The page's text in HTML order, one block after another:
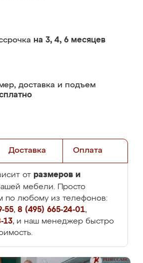
на 3, 4, 6 месяцев
доставка и подъем
Доставка Оплата
от размеров и
мебели. Просто
по любому из телефонов:
55, 8 (495) 665-24-01,
13, и наш менеджер быстро